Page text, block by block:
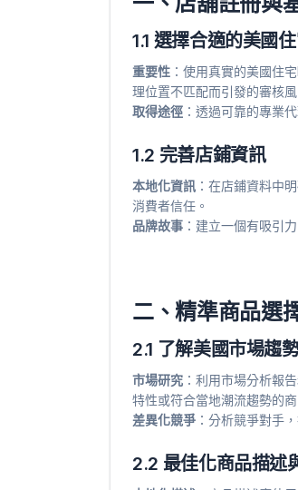
1.1 選擇合適的美國
重要性 ：使用真實的美國住
理位置不匹配而引發的審核風
取得途徑 ：透過可靠的專業
1.2 完善店鋪資訊
本地化資訊 ：在店鋪資料中
消費者信任。
品牌故事 ：建立一個有吸引
二、精準商品選
2.1 了解美國市場趨
市場研究 ：利用市場分析報
特性或符合當地潮流趨勢的商
差異化競爭 ：分析競爭對手
2.2 最佳化商品描述